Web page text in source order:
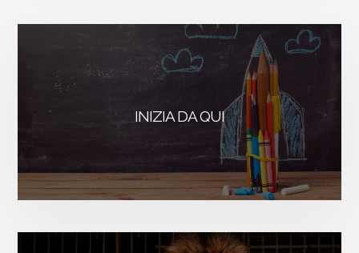
INIZIA DA QUI